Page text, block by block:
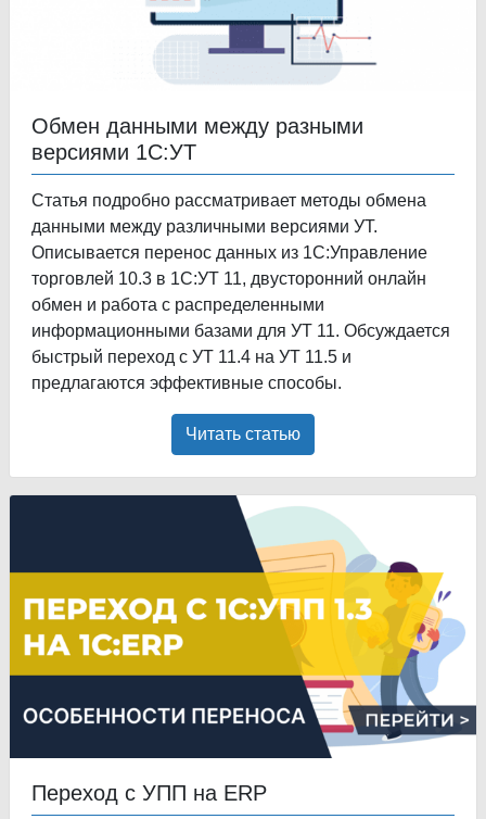
Обмен данными между разными
версиями 1С:УТ
Статья подробно рассматривает методы обмена
данными между различными версиями УТ.
Описывается перенос данных из 1С:Управление
торговлей 10.3 в 1С:УТ 11, двусторонний онлайн
обмен и работа с распределенными
информационными базами для УТ 11. Обсуждается
быстрый переход с УТ 11.4 на УТ 11.5 и
предлагаются эффективные способы.
Читать статью
Переход с УПП на ERP